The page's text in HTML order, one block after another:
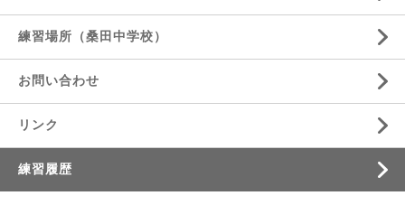
練習場所（桑田中学校）
お問い合わせ
リンク
練習履歴